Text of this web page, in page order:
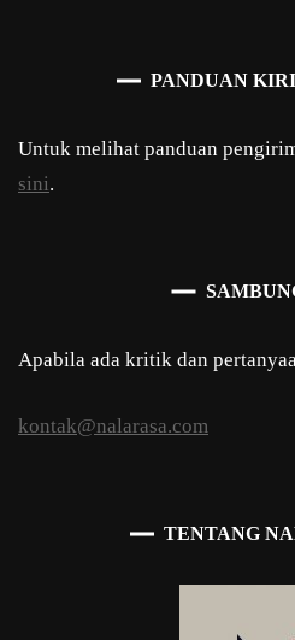
PANDUAN
Untuk melihat panduan
sini.
Apabila ada kritik dan
kontak@nalarasa.com
TENTANG